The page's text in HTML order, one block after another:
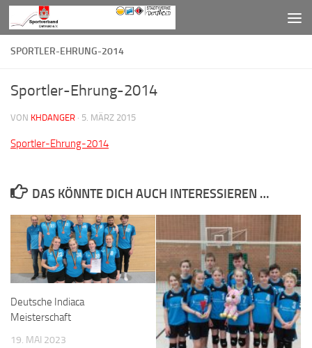
Zum Inhalt springen
SPORTLER-EHRUNG-2014
Sportler-Ehrung-2014
VON KHDANGER · 5. MÄRZ 2015
Sportler-Ehrung-2014
DAS KÖNNTE DICH AUCH INTERESSIEREN …
Deutsche Indiaca
Meisterschaft
19. MAI 2023